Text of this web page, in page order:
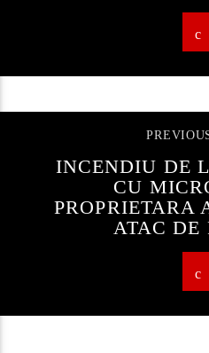
INCENDIU DE
CU
PROPRIETARA
ATAC DE